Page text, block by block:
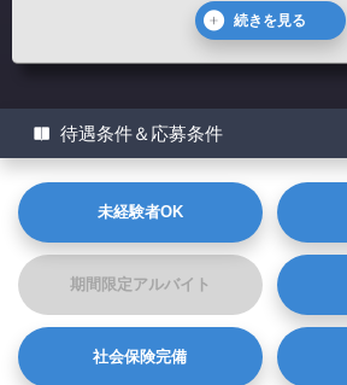
難しいことは一切ございません！
■WEBスタッフ
〔年齢不問〕・時給1,200円～1,500円以上
☆諸手当別途支給 ☆全額日払い
☆男性寮完備
待遇条件＆応募条件
未経験者OK
期間限定アルバイト
社会保険完備